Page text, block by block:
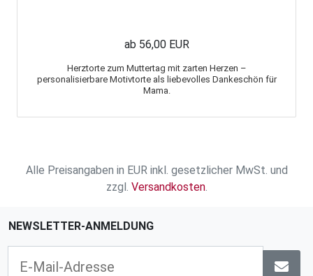
ab 56,00 EUR
Herztorte zum Muttertag mit zarten Herzen –
personalisierbare Motivtorte als liebevolles Dankeschön für
Mama.
Alle Preisangaben in EUR inkl. gesetzlicher MwSt. und
zzgl. Versandkosten.
NEWSLETTER-ANMELDUNG